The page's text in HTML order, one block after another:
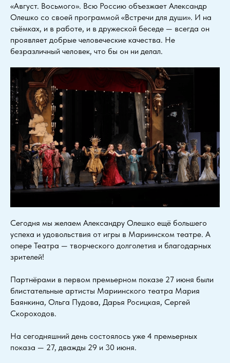
«Август. Восьмого». Всю Россию объезжает Александр
Олешко со своей программой «Встречи для души». И на
съёмках, и в работе, и в дружеской беседе — всегда он
проявляет добрые человеческие качества. Не
безразличный человек, что бы он ни делал.
Сегодня мы желаем Александру Олешко ещё большего
успеха и удовольствия от игры в Мариинском театре. А
опере Театра — творческого долголетия и благодарных
зрителей!
Партнёрами в первом премьерном показе 27 июня были
блистательные артисты Мариинского театра Мария
Баянкина, Ольга Пудова, Дарья Росицкая, Сергей
Скороходов.
На сегодняшний день состоялось уже 4 премьерных
показа — 27, дважды 29 и 30 июня.